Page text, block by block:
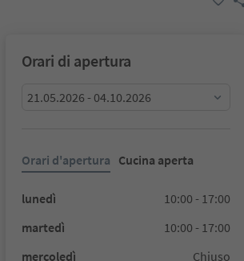
Orari di apertura
21.05.2026 - 04.10.2026
Orari d'apertura Cucina aperta
lunedì
10:00 - 17:00
martedì
10:00 - 17:00
mercoledì
Chiuso